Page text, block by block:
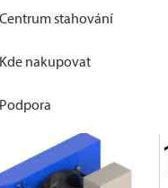
Centrum stahování
Kde nakupovat
Podpora
Climate Solutions pro